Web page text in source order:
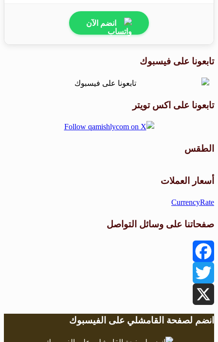
انضم الآن
تابعونا على فيسبوك
تابعونا على اكس تويتر
الطقس
أسعار العملات
CurrencyRate
صفحاتنا على وسائل التواصل
Facebook
Twitter
X
انضم لصفحة القامشلي على الفيسبوك